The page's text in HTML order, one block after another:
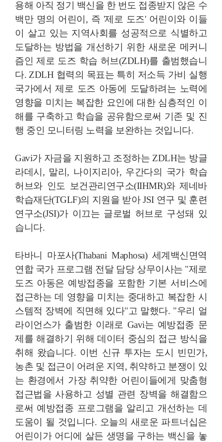
용해 아직 정기 백신을 한 번도 접종받지 않은 수
백만 명의 어린이, 즉 '제로 도즈' 어린이와 이들
이 살고 있는 지역사회를 성공적으로 식별하고
도달하는 방법을 개선하기 위한 새로운 메커니
즘인 제로 도즈 학습 허브(ZDLH)를 출범했습니
다. ZDLH 협력의 목표는 특히 저소득 가비 실행
국가에서 제로 도즈 아동에 도달하려는 노력에
영향을 미치는 복잡한 요인에 대한 심층적인 이
해를 구축하고 학습을 공유함으로써 기존 및 진
행 중인 모니터링 노력을 보완하는 것입니다.
Gavi가 자금을 지원하고 조정하는 ZDLH는 방글
라데시, 말리, 나이지리아, 우간다의 국가 학습
허브와 인도 보건관리연구소(IIHMR)와 제네바
학습재단(TGLF)의 지원을 받아 JSI 연구 및 훈련
연구소(JSI)가 이끄는 글로벌 허브로 구성돼 있
습니다.
타바니 마포사(Thabani Maphosa) 세계백신면역
연합 국가 프로그램 전달 담당 상무이사는 "제로
도즈 아동은 예방접종을 포함한 기본 서비스에
접근하는 데 영향을 미치는 중대하고 복잡한 시
스템적 장벽에 직면해 있다"고 말했다. "우리 얼
라이언스가 출범한 이래로 Gavi는 예방접종 문
제를 해결하기 위해 데이터 중심의 접근 방식을
취해 왔습니다. 이번 신규 투자는 도시 빈민가,
농촌 및 접근이 어려운 지역, 취약하고 분쟁이 있
는 환경에서 가장 취약한 어린이들에게 맞춤형
접근법을 사용하고 성별 관련 장벽을 해결함으
로써 예방접종 프로그램을 알리고 개선하는 데
도움이 될 것입니다. 오늘의 새로운 파트너십은
어린이가 어디에 살든 생명을 구하는 백신을 놓